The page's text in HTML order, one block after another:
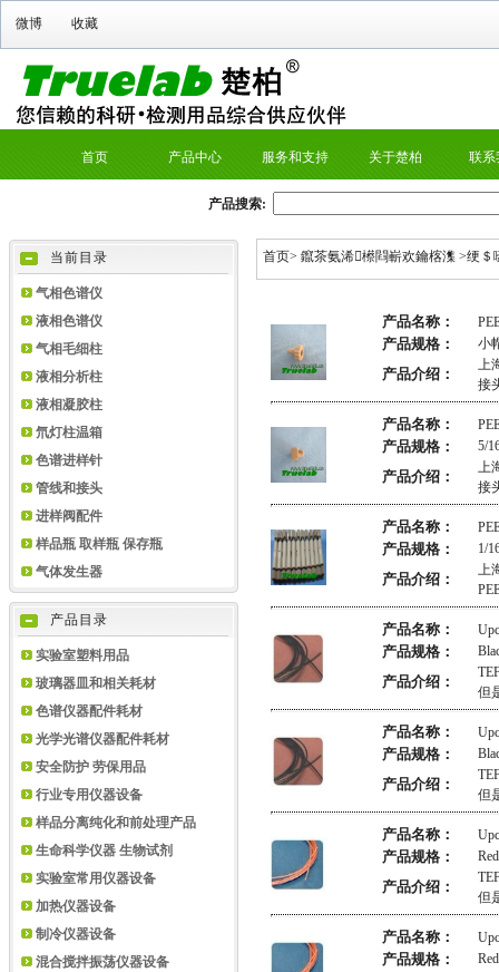
微博 收藏
首页 产品中心 服务和支持 关于楚柏 联系
产品搜索:
当前目录
气相色谱仪
液相色谱仪
气相毛细柱
液相分析柱
液相凝胶柱
氘灯柱温箱
色谱进样针
管线和接头
进样阀配件
样品瓶 取样瓶 保存瓶
气体发生器
产品目录
实验室塑料用品
玻璃器皿和相关耗材
色谱仪器配件耗材
光学光谱仪器配件耗材
安全防护 劳保用品
行业专用仪器设备
样品分离纯化和前处理产品
生命科学仪器 生物试剂
实验室常用仪器设备
加热仪器设备
制冷仪器设备
混合搅拌振荡仪器设备
首页> 鑹茶氨浠櫒閰嶄欢鑰楁潗 >绠＄
产品名称：
产品规格： 小
产品介绍：
上
接
产品名称：
产品规格： 5/
产品介绍：
上
接
产品名称：
产品规格： 1/
产品介绍：
上
产品名称：
产品规格：
产品介绍：
但
产品名称：
产品规格：
产品介绍：
但
产品名称：
产品规格：
产品介绍：
但
产品名称：
产品规格：